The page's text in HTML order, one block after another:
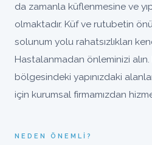
da zamanla küflenmesine ve
olmaktadır. Küf ve rutubetin
solunum yolu rahatsızlıkları
Hastalanmadan önleminizi
bölgesindeki yapınızdaki
için kurumsal firmamızdan
NEDEN ÖNEMLI?